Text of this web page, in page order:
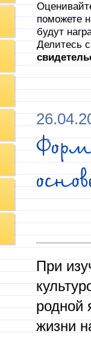
поможете
будут
Делитесь
При
родной
жизни